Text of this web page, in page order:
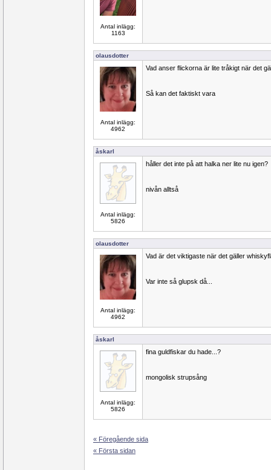
Antal inlägg:
1163
olausdotter
Antal inlägg:
4962
Vad anser flickorna är lite tråkigt när det
Så kan det faktiskt vara
åskarl
Antal inlägg:
5826
håller det inte på att halka ner lite nu igen?
nivån alltså
olausdotter
Antal inlägg:
4962
Vad är det viktigaste när det gäller
Var inte så glupsk då...
åskarl
Antal inlägg:
5826
fina guldfiskar du hade...?
mongolisk strupsång
« Föregående sida
« Första sidan